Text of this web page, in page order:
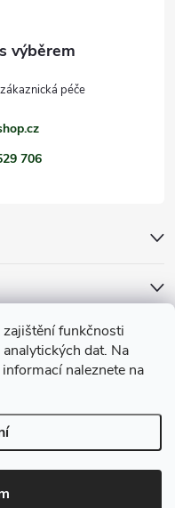
zajištění funkčnosti
dat. Na
naleznete na
706
práva vyhrazena.